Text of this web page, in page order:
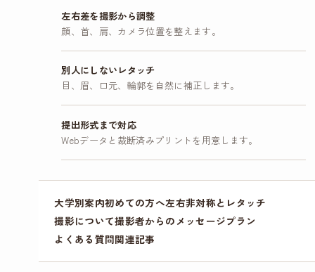
左右差を撮影から調整
顔、首、肩、カメラ位置を整えます。
別人にしないレタッチ
目、眉、口元、輪郭を自然に補正します。
提出形式まで対応
Webデータと裁断済みプリントを用意します。
大学別案内初めての方へ左右非対称とレタッチ
撮影について撮影者からのメッセージプラン
よくある質問関連記事